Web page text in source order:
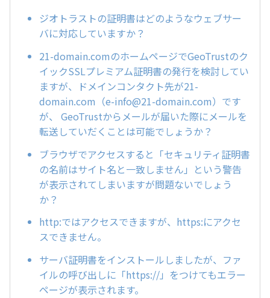
ジオトラストの証明書はどのようなウェブサー
バに対応していますか？
21-domain.comのホームページでGeoTrustのク
イックSSLプレミアム証明書の発行を検討してい
ますが、ドメインコンタクト先が21-
domain.com（e-info@21-domain.com）です
が、 GeoTrustからメールが届いた際にメールを
転送していだくことは可能でしょうか？
ブラウザでアクセスすると「セキュリティ証明書
の名前はサイト名と一致しません」という警告
が表示されてしまいますが問題ないでしょう
か？
http:ではアクセスできますが、https:にアクセ
スできません。
サーバ証明書をインストールしましたが、ファ
イルの呼び出しに「https://」をつけてもエラー
ページが表示されます。